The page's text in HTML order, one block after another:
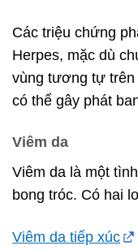
Các triệu chứng
Herpes, mặc dù
vùng tương tự trên
có thể gây phát
Viêm da
Viêm da là một
bong tróc. Có hai
Viêm da tiếp xúc